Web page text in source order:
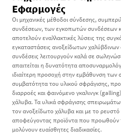
Εφαρμογές
Οι μηχανικές μέθοδοι σύνδεσης,
συνδέσεων, των εγκοπωτών συνδέσεων
αποτελούν εναλλακτικές λύσεις της
εγκαταστάσεις ανοξείδωτων
συνδέσεις λειτουργούν καλά σε
απαιτείται η δυνατότητα
ιδιαίτερη προσοχή στην εμβάθυνση των
συμβατότητα του υλικού σφράγισης,
διαρροές και φαινόμενο γκαλινγκ
χάλυβα. Τα υλικά σφράγισης
τον ανοξείδωτο χάλυβα και με το
αποφεύγοντας προϊόντα που προωθούν
μολύνουν ευαίσθητες διαδικασίες.